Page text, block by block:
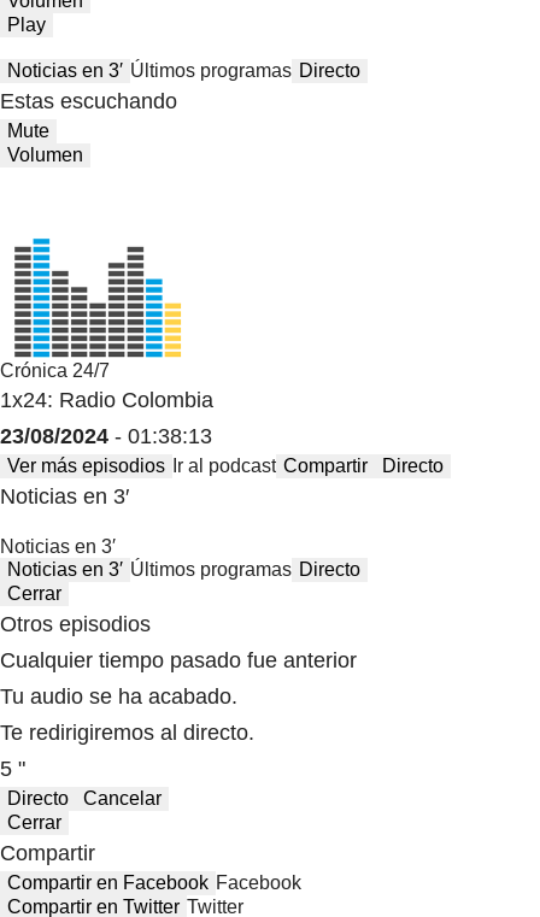
Play
Noticias en 3′ Últimos programas Directo
Estas escuchando
Mute
Volumen
Crónica 24/7
1x24: Radio Colombia
23/08/2024 - 01:38:13
Ver más episodios Ir al podcast Compartir Directo
Noticias en 3′
Noticias en 3′
Noticias en 3′ Últimos programas Directo
Cerrar
Otros episodios
Cualquier tiempo pasado fue anterior
Tu audio se ha acabado.
Te redirigiremos al directo.
5 "
Directo
Cancelar
Cerrar
Compartir
Compartir en Facebook Facebook
Compartir en Twitter Twitter